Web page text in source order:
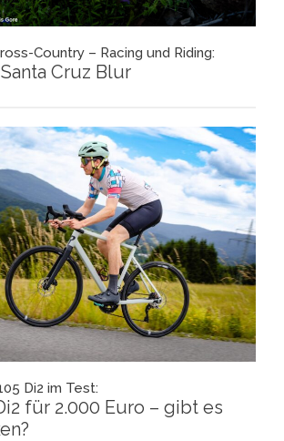
Country – Racing und Riding:
Cruz Blur
Di2 im Test:
für 2.000 Euro – gibt es